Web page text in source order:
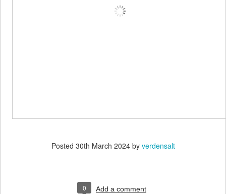
Posted 30th March 2024by verdensalt
0 Add a comment